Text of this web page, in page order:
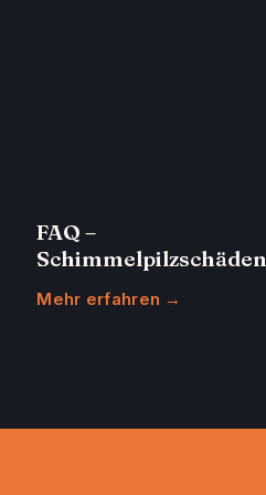
FAQ –
Schimmelpilzschäden
Mehr erfahren →